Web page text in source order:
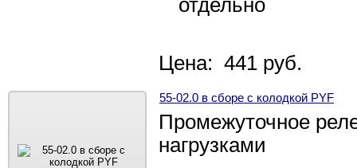
отдельно
Цена: 441 руб.
55-02.0 в сборе с колодкой PYF
Промежуточное
нагрузками